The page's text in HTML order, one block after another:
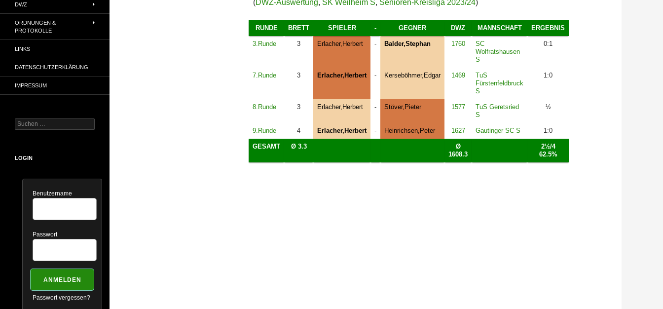
( DWZ-Auswertung, SK Weilheim S, Senioren-Kreisliga 2023/24)
RUNDE BRETT SPIELER - GEGNER DWZ MANNSCHAFT ERGEBNIS
3.Runde 3 Erlacher,Herbert - Balder,Stephan 1760
SC
Wolfratshausen
S
0:1
7.Runde 3 Erlacher,Herbert - Kerseböhmer,Edgar 1469
TuS
Fürstenfeldbruck
S
1:0
8.Runde 3 Erlacher,Herbert - Stöver,Pieter 1577
TuS Geretsried
S
½
9.Runde 4 Erlacher,Herbert - Heinrichsen,Peter 1627 Gautinger SC S 1:0
GESAMT Ø 3.3
Ø
1608.3
2½/4
62.5%
DWZ
ORDNUNGEN &
PROTOKOLLE
LINKS
DATENSCHUTZERKLÄRUNG
IMPRESSUM
Suchen
nach:
LOGIN
Benutzername
Passwort
Passwort vergessen?